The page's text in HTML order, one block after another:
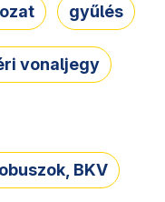
gyűlés
vonaljegy
BKV